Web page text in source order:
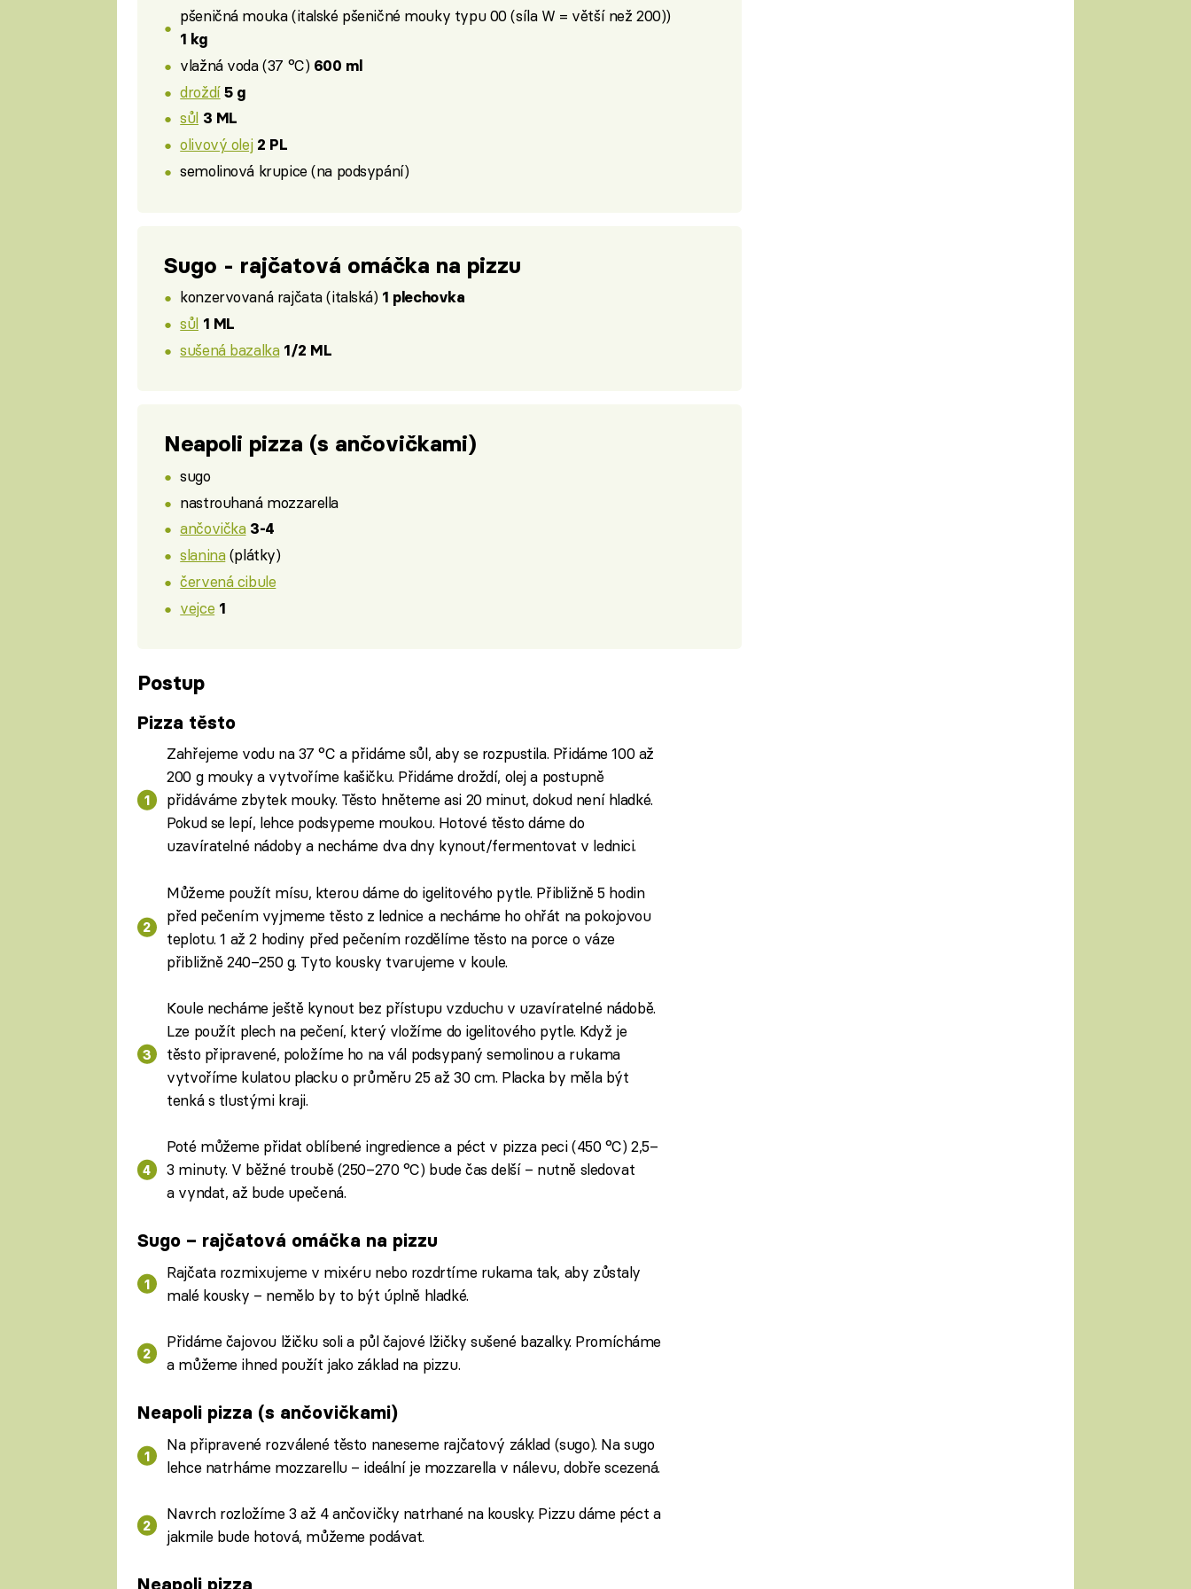
pšeničná mouka (italské pšeničné mouky typu 00 (síla W = větší než 200))
1 kg
vlažná voda (37 °C) 600 ml
droždí 5 g
sůl 3 ML
olivový olej 2 PL
semolinová krupice (na podsypání)
Sugo - rajčatová omáčka na pizzu
konzervovaná rajčata (italská) 1 plechovka
sůl 1 ML
sušená bazalka 1/2 ML
Neapoli pizza (s ančovičkami)
sugo
nastrouhaná mozzarella
ančovička 3-4
slanina(plátky)
červená cibule
vejce 1
Postup
Pizza těsto
Zahřejeme vodu na 37 °C a přidáme sůl, aby se rozpustila. Přidáme 100 až
200 g mouky a vytvoříme kašičku. Přidáme droždí, olej a postupně
přidáváme zbytek mouky. Těsto hněteme asi 20 minut, dokud není hladké.
Pokud se lepí, lehce podsypeme moukou. Hotové těsto dáme do
uzavíratelné nádoby a necháme dva dny kynout/fermentovat v lednici.
Můžeme použít mísu, kterou dáme do igelitového pytle. Přibližně 5 hodin
před pečením vyjmeme těsto z lednice a necháme ho ohřát na pokojovou
teplotu. 1 až 2 hodiny před pečením rozdělíme těsto na porce o váze
přibližně 240–250 g. Tyto kousky tvarujeme v koule.
Koule necháme ještě kynout bez přístupu vzduchu v uzavíratelné nádobě.
Lze použít plech na pečení, který vložíme do igelitového pytle. Když je
těsto připravené, položíme ho na vál podsypaný semolinou a rukama
vytvoříme kulatou placku o průměru 25 až 30 cm. Placka by měla být
tenká s tlustými kraji.
Poté můžeme přidat oblíbené ingredience a péct v pizza peci (450 °C) 2,5–
3 minuty. V běžné troubě (250–270 °C) bude čas delší – nutně sledovat
a vyndat, až bude upečená.
Sugo – rajčatová omáčka na pizzu
Rajčata rozmixujeme v mixéru nebo rozdrtíme rukama tak, aby zůstaly
malé kousky – nemělo by to být úplně hladké.
Přidáme čajovou lžičku soli a půl čajové lžičky sušené bazalky. Promícháme
a můžeme ihned použít jako základ na pizzu.
Neapoli pizza (s ančovičkami)
Na připravené rozválené těsto naneseme rajčatový základ (sugo). Na sugo
lehce natrháme mozzarellu – ideální je mozzarella v nálevu, dobře scezená.
Navrch rozložíme 3 až 4 ančovičky natrhané na kousky. Pizzu dáme péct a
jakmile bude hotová, můžeme podávat.
Neapoli pizza